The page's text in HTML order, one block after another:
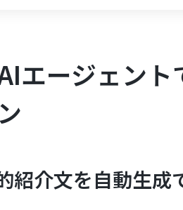
エージェント
紹介文を自動生成